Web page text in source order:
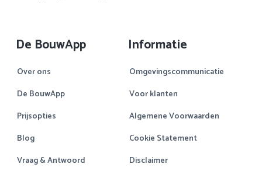
De BouwApp
Over ons
De BouwApp
Prijsopties
Blog
Vraag & Antwoord
Informatie
Omgevingscommunicatie
Voor klanten
Algemene Voorwaarden
Cookie Statement
Disclaimer